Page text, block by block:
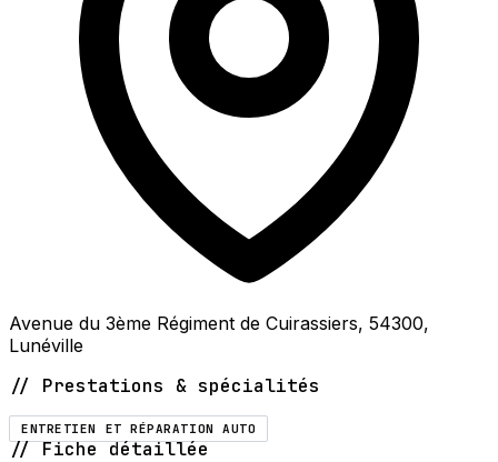
Avenue du 3ème Régiment de Cuirassiers, 54300,
Lunéville
// Prestations & spécialités
ENTRETIEN ET RÉPARATION AUTO
// Fiche détaillée